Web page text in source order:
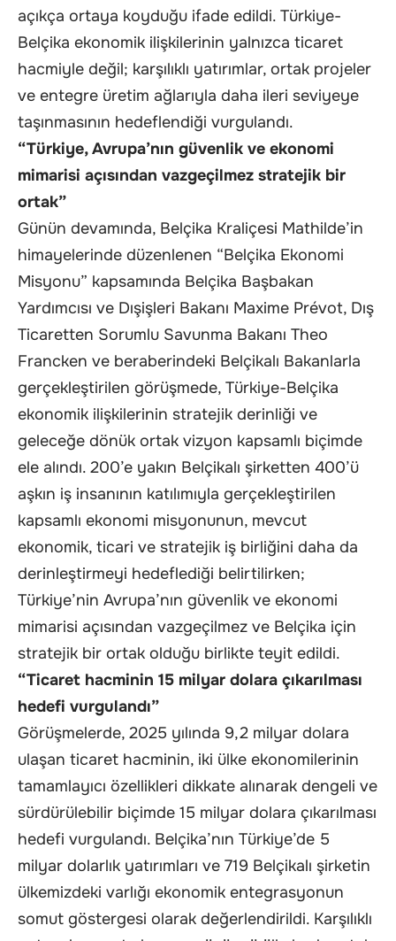
açıkça ortaya koyduğu ifade edildi. Türkiye-
Belçika ekonomik ilişkilerinin yalnızca ticaret
hacmiyle değil; karşılıklı yatırımlar, ortak projeler
ve entegre üretim ağlarıyla daha ileri seviyeye
taşınmasının hedeflendiği vurgulandı.
“Türkiye, Avrupa’nın güvenlik ve ekonomi
mimarisi açısından vazgeçilmez stratejik bir
ortak”
Günün devamında, Belçika Kraliçesi Mathilde’in
himayelerinde düzenlenen “Belçika Ekonomi
Misyonu” kapsamında Belçika Başbakan
Yardımcısı ve Dışişleri Bakanı Maxime Prévot, Dış
Ticaretten Sorumlu Savunma Bakanı Theo
Francken ve beraberindeki Belçikalı Bakanlarla
gerçekleştirilen görüşmede, Türkiye-Belçika
ekonomik ilişkilerinin stratejik derinliği ve
geleceğe dönük ortak vizyon kapsamlı biçimde
ele alındı. 200’e yakın Belçikalı şirketten 400’ü
aşkın iş insanının katılımıyla gerçekleştirilen
kapsamlı ekonomi misyonunun, mevcut
ekonomik, ticari ve stratejik iş birliğini daha da
derinleştirmeyi hedeflediği belirtilirken;
Türkiye’nin Avrupa’nın güvenlik ve ekonomi
mimarisi açısından vazgeçilmez ve Belçika için
stratejik bir ortak olduğu birlikte teyit edildi.
“Ticaret hacminin 15 milyar dolara çıkarılması
hedefi vurgulandı”
Görüşmelerde, 2025 yılında 9,2 milyar dolara
ulaşan ticaret hacminin, iki ülke ekonomilerinin
tamamlayıcı özellikleri dikkate alınarak dengeli ve
sürdürülebilir biçimde 15 milyar dolara çıkarılması
hedefi vurgulandı. Belçika’nın Türkiye’de 5
milyar dolarlık yatırımları ve 719 Belçikalı şirketin
ülkemizdeki varlığı ekonomik entegrasyonun
somut göstergesi olarak değerlendirildi. Karşılıklı